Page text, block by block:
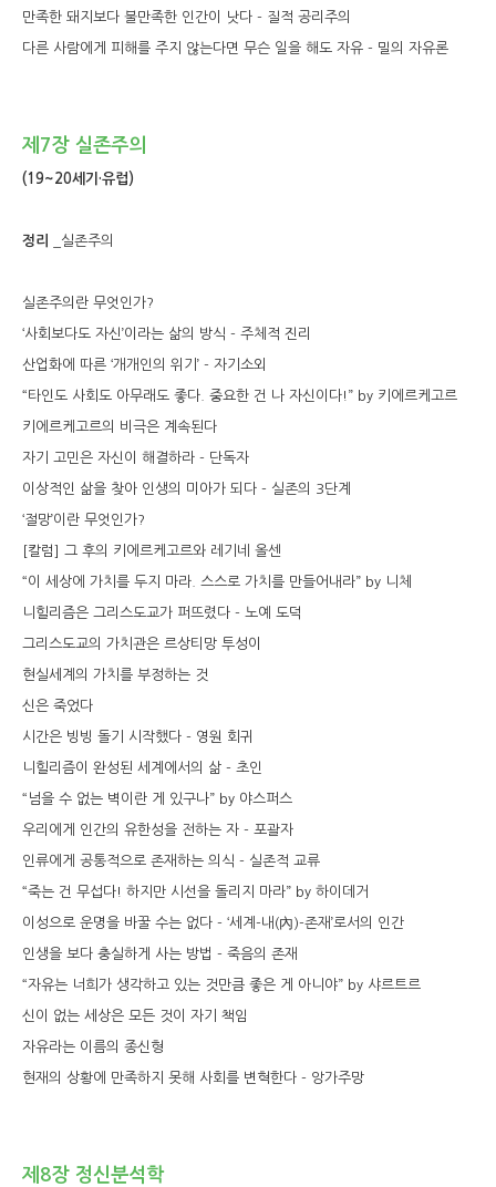
만족한 돼지보다 불만족한 인간이 낫다 - 질적 공리주의
다른 사람에게 피해를 주지 않는다면 무슨 일을 해도 자유 - 밀의 자유론
제7장 실존주의
(19~20세기·유럽)
정리 _실존주의
실존주의란 무엇인가?
‘사회보다도 자신’이라는 삶의 방식 - 주체적 진리
산업화에 따른 ‘개개인의 위기’ - 자기소외
“타인도 사회도 아무래도 좋다. 중요한 건 나 자신이다!” by 키에르케고르
키에르케고르의 비극은 계속된다
자기 고민은 자신이 해결하라 - 단독자
이상적인 삶을 찾아 인생의 미아가 되다 - 실존의 3단계
‘절망’이란 무엇인가?
[칼럼] 그 후의 키에르케고르와 레기네 올센
“이 세상에 가치를 두지 마라. 스스로 가치를 만들어내라” by 니체
니힐리즘은 그리스도교가 퍼뜨렸다 - 노예 도덕
그리스도교의 가치관은 르상티망 투성이
현실세계의 가치를 부정하는 것
신은 죽었다
시간은 빙빙 돌기 시작했다 - 영원 회귀
니힐리즘이 완성된 세계에서의 삶 - 초인
“넘을 수 없는 벽이란 게 있구나” by 야스퍼스
우리에게 인간의 유한성을 전하는 자 - 포괄자
인류에게 공통적으로 존재하는 의식 - 실존적 교류
“죽는 건 무섭다! 하지만 시선을 돌리지 마라” by 하이데거
이성으로 운명을 바꿀 수는 없다 - ‘세계-내(內)-존재’로서의 인간
인생을 보다 충실하게 사는 방법 - 죽음의 존재
“자유는 너희가 생각하고 있는 것만큼 좋은 게 아니야” by 샤르트르
신이 없는 세상은 모든 것이 자기 책임
자유라는 이름의 종신형
현재의 상황에 만족하지 못해 사회를 변혁한다 - 앙가주망
제8장 정신분석학